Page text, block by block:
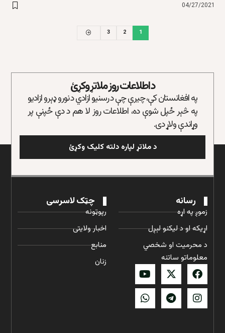
04/27/2021
1
2
3
د اطلاعات روز ملاتړ وکړئ
په افغانستان کې، چیرې چې د رسنیو ازادي د نورو ډېرو ازادیو
په څېر ځپل شوې ده، اطلاعات روز لا هم د دې ځپنې پر
وړاندې ولاړ دی.
د ملاتړ لپاره دلته کلیک وکړئ
رسانه
زموږ په اړه
اړیکه او د لیکنو لېږل
د محرمیت او شخصي
معلوماتو ساتنه
چټک لاسرسی
رپوټونه
اخبار ولایتی
منابع
زنان